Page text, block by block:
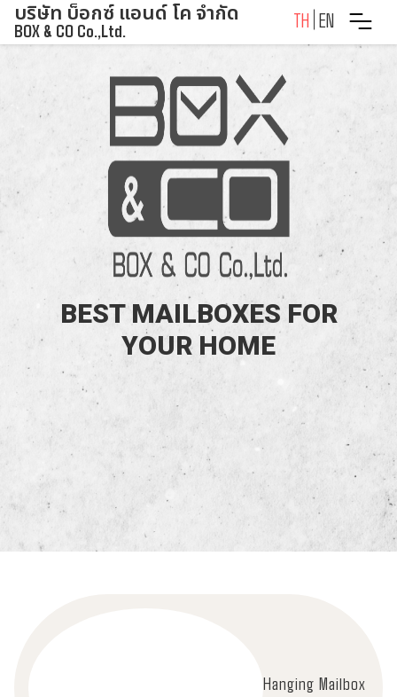
Skipบริษัท บ็อกซ์ แอนด์ โค จำกัด
BOX & CO Co.,Ltd. TH EN
BEST MAILBOXES FOR
YOUR HOME
Hanging Mailbox